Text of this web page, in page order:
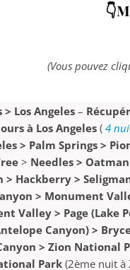
(Vous pouvez
> Los Angeles–
à Los Angeles( 4
> Palm Springs >
> Needles >
> Hackberry >
> Monument
Valley > Page (Lake
Canyon) >
> Zion National
Park(2ème nuit à